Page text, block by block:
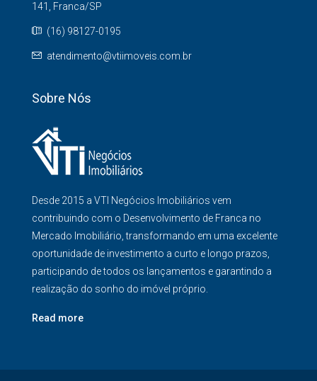
141, Franca/SP
(16) 98127-0195
atendimento@vtiimoveis.com.br
Sobre Nós
Desde 2015 a VTI Negócios Imobiliários vem
contribuindo com o Desenvolvimento de Franca no
Mercado Imobiliário, transformando em uma excelente
oportunidade de investimento a curto e longo prazos,
participando de todos os lançamentos e garantindo a
realização do sonho do imóvel próprio.
Read more